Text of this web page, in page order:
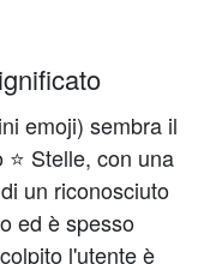
emoji) sembra il
Stelle, con una
un riconosciuto
ed è spesso
l'utente è